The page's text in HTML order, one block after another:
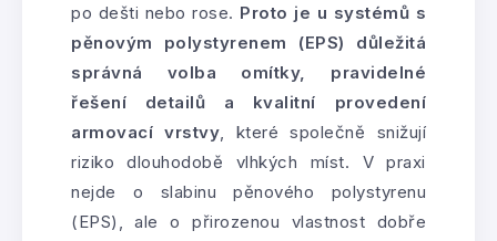
po dešti nebo rose. Proto je u systémů s
pěnovým polystyrenem (EPS) důležitá
správná volba omítky, pravidelné
řešení detailů a kvalitní provedení
armovací vrstvy, které společně snižují
riziko dlouhodobě vlhkých míst. V praxi
nejde o slabinu pěnového polystyrenu
(EPS), ale o přirozenou vlastnost dobře